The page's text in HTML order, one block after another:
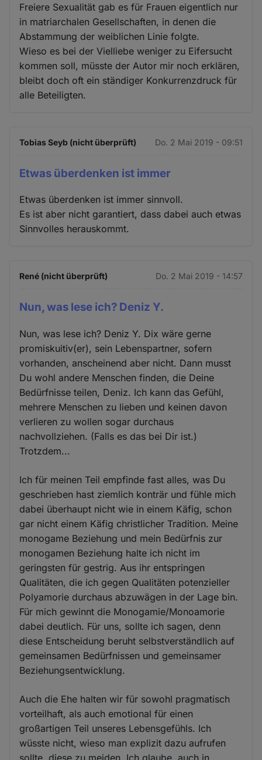
Freiere Sexualität gab es für Frauen eigentlich nur
in matriarchalen Gesellschaften, in denen die
Abstammung der weiblichen Linie folgte.
Wieso es bei der Vielliebe weniger zu Eifersucht
kommen soll, müsste der Autor mir noch erklären,
bleibt doch oft ein ständiger Konkurrenzdruck für
alle Beteiligten.
Tobias Seyb (nicht überprüft) Do. 2 Mai 2019 - 09:51
Etwas überdenken ist immer
Etwas überdenken ist immer sinnvoll.
Es ist aber nicht garantiert, dass dabei auch etwas
Sinnvolles herauskommt.
René (nicht überprüft) Do. 2 Mai 2019 - 14:57
Nun, was lese ich? Deniz Y.
Nun, was lese ich? Deniz Y. Dix wäre gerne
promiskuitiv(er), sein Lebenspartner, sofern
vorhanden, anscheinend aber nicht. Dann musst
Du wohl andere Menschen finden, die Deine
Bedürfnisse teilen, Deniz. Ich kann das Gefühl,
mehrere Menschen zu lieben und keinen davon
verlieren zu wollen sogar durchaus
nachvollziehen. (Falls es das bei Dir ist.)
Trotzdem...
Ich für meinen Teil empfinde fast alles, was Du
geschrieben hast ziemlich konträr und fühle mich
dabei überhaupt nicht wie in einem Käfig, schon
gar nicht einem Käfig christlicher Tradition. Meine
monogame Beziehung und mein Bedürfnis zur
monogamen Beziehung halte ich nicht im
geringsten für gestrig. Aus ihr entspringen
Qualitäten, die ich gegen Qualitäten potenzieller
Polyamorie durchaus abzuwägen in der Lage bin.
Für mich gewinnt die Monogamie/Monoamorie
dabei deutlich. Für uns, sollte ich sagen, denn
diese Entscheidung beruht selbstverständlich auf
gemeinsamen Bedürfnissen und gemeinsamer
Beziehungsentwicklung.
Auch die Ehe halten wir für sowohl pragmatisch
vorteilhaft, als auch emotional für einen
großartigen Teil unseres Lebensgefühls. Ich
wüsste nicht, wieso man explizit dazu aufrufen